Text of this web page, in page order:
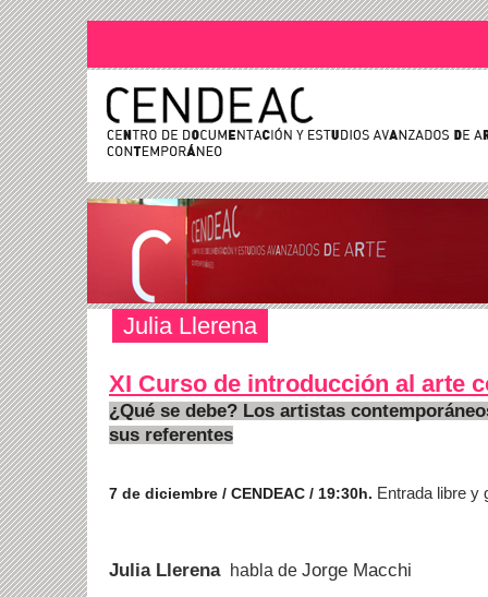
Julia Llerena
XI Curso de introducción al arte
¿Qué se debe? Los artistas
sus referentes
7 de diciembre / CENDEAC / 19:30h. Entrada libre y
Julia Llerena habla de Jorge Macchi